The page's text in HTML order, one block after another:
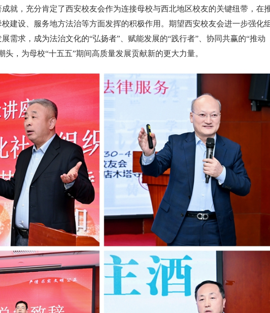
就，充分肯定了西安校友会作为连接母校与西北地区校友的关键纽带，在
建设、服务地方法治等方面发挥的积极作用。期望西安校友会进一步强化
需求，成为法治文化的“弘扬者”、赋能发展的“践行者”、协同共赢的“推动
头，为母校“十五五”期间高质量发展贡献新的更大力量。